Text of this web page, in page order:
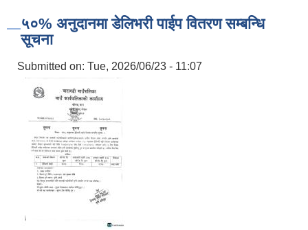
५०% अनुदानमा डेलिभरी पाईप वितरण सम्बन्धि
सूचना
Submitted on: Tue, 2026/06/23 - 11:07